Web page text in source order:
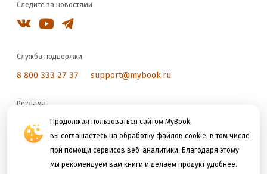
Продолжая пользоваться сайтом MyBook,
вы соглашаетесь на обработку файлов cookie, в том числе
при помощи сервисов веб-аналитики. Благодаря этому
мы рекомендуем вам книги и делаем продукт удобнее.
Следите за новостями
Служба поддержки
8 800 333 27 37 support@mybook.ru
Реклама
reklama@litres.ru
Мы принимаем к оплате